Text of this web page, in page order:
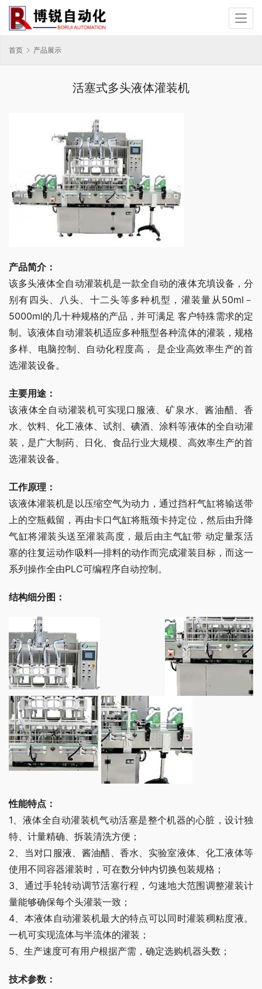
首页 产品展示
活塞式多头液体灌装机
产品简介：
该多头液体全自动灌装机是一款全自动的液体充填设备，分
别有四头、八头、十二头等多种机型，灌装量从50ml－
5000ml的几十种规格的产品，并可满足 客户特殊需求的定
制。该液体自动灌装机适应多种瓶型各种流体的灌装，规格
多样、电脑控制、自动化程度高， 是企业高效率生产的首
选灌装设备。
主要用途：
该液体全自动灌装机可实现口服液、矿泉水、酱油醋、香
水、饮料、化工液体、试剂、碘酒、涂料等液体的全自动灌
装，是广大制药、日化、食品行业大规模、高效率生产的首
选灌装设备。
工作原理：
该液体灌装机是以压缩空气为动力，通过挡杆气缸将输送带
上的空瓶截留，再由卡口气缸将瓶颈卡持定位，然后由升降
气缸将灌装头送至灌装高度，最后由主气缸带 动定量泵活
塞的往复运动作吸料―排料的动作而完成灌装目标，而这一
系列操作全由PLC可编程序自动控制。
结构细分图：
性能特点：
1、液体全自动灌装机气动活塞是整个机器的心脏，设计独
特、计量精确、拆装清洗方便；
2、当对口服液、酱油醋、香水、实验室液体、化工液体等
使用不同容器灌装时，可在数分钟内切换包装规格；
3、通过手轮转动调节活塞行程，匀速地大范围调整灌装计
量能够确保每个头灌装一致；
4、本液体自动灌装机最大的特点可以同时灌装稠粘度液。
一机可实现流体与半流体的灌装；
5、生产速度可有用户根据产需，确定选购机器头数；
技术参数：